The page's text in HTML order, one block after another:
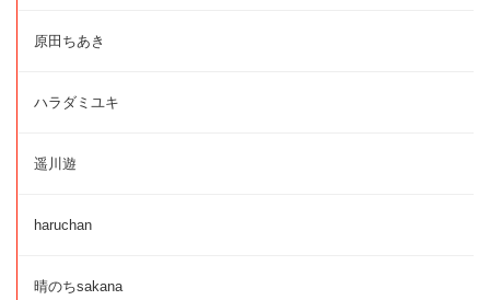
原田ちあき
ハラダミユキ
遥川遊
haruchan
晴のちsakana